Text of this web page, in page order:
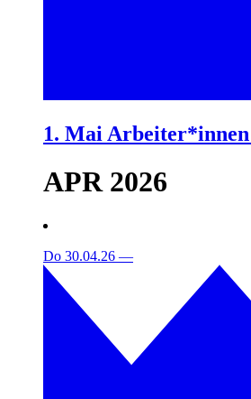
1. Mai Arbeiter*innen
APR 2026
Do 30.04.26 —